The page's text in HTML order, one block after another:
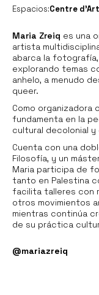
Espacios:Centre
Maria Zreiq es una
artista
abarca la
explorando temas
anhelo, a menudo
queer.
Como organizadora
fundamenta en la
cultural decolonial y
Cuenta con una
Filosofía, y un
Maria participa de
tanto en Palestina
facilita talleres con
otros movimientos
mientras continúa
de su práctica
@mariazreiq